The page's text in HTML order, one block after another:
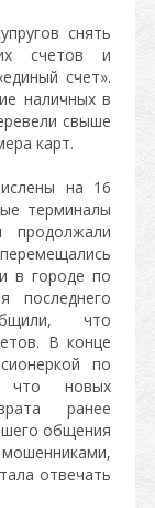
снять
счетов и
счет».
наличных в
свыше
карт.
на 16
терминалы
продолжали
в городе по
последнего
что
В конце
по
что новых
ранее
общения
отвечать